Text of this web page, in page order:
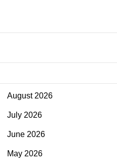
August 2026
July 2026
June 2026
May 2026